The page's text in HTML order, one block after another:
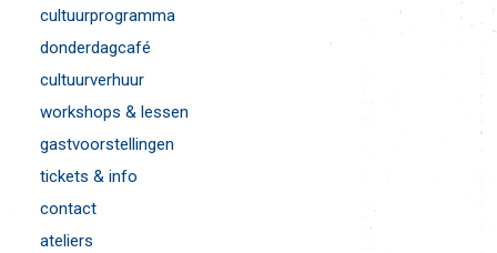
cultuurprogramma
donderdagcafé
cultuurverhuur
workshops & lessen
gastvoorstellingen
tickets & info
contact
ateliers